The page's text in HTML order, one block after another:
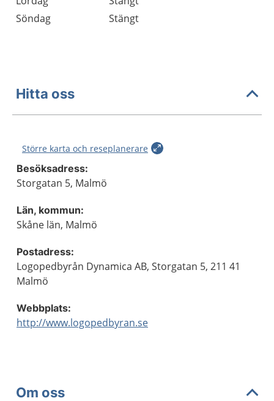
Söndag
Stängt
Hitta oss
Större karta och reseplanerare
Besöksadress:
Storgatan 5, Malmö
Län, kommun:
Skåne län, Malmö
Postadress:
Logopedbyrån Dynamica AB, Storgatan 5, 211 41
Malmö
Webbplats:
http://www.logopedbyran.se
Om oss